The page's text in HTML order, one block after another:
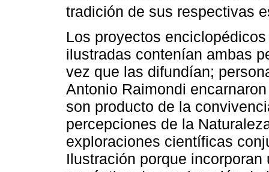
tradición de sus respectivas
Los proyectos
ilustradas contenían ambas
vez que las difundían;
Antonio Raimondi
son producto de la
percepciones de la
exploraciones científicas
Ilustración porque